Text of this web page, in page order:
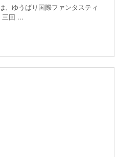
、ゆうばり国際ファンタスティ
三回 ...